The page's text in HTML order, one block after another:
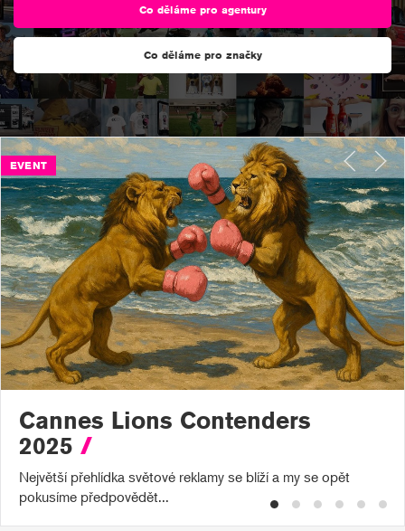
Co děláme pro agentury
Co děláme pro značky
Cannes Lions Contenders
2025 /
EVENT
Největší přehlídka světové reklamy se blíží a my se opět
pokusíme předpovědět...